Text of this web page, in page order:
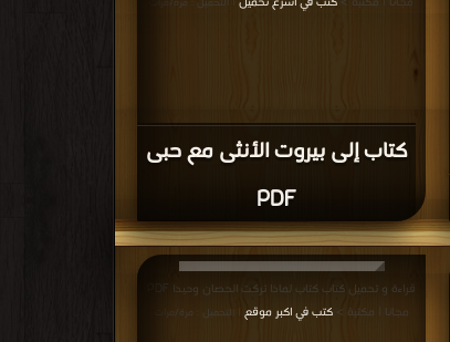
كتاب إلى بيروت الأنثى مع حبى
PDF
مجانا | مكتبة >كتب في اكبر موقع | التحميل : مرة/مرات